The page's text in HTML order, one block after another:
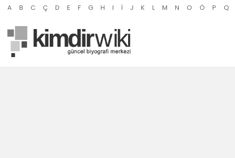
A B C Ç D E F G H I İ J K L M N O Ö P Q